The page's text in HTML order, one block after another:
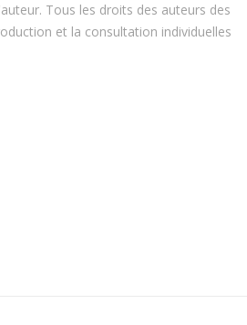
Tous les droits des auteurs des
et la consultation individuelles